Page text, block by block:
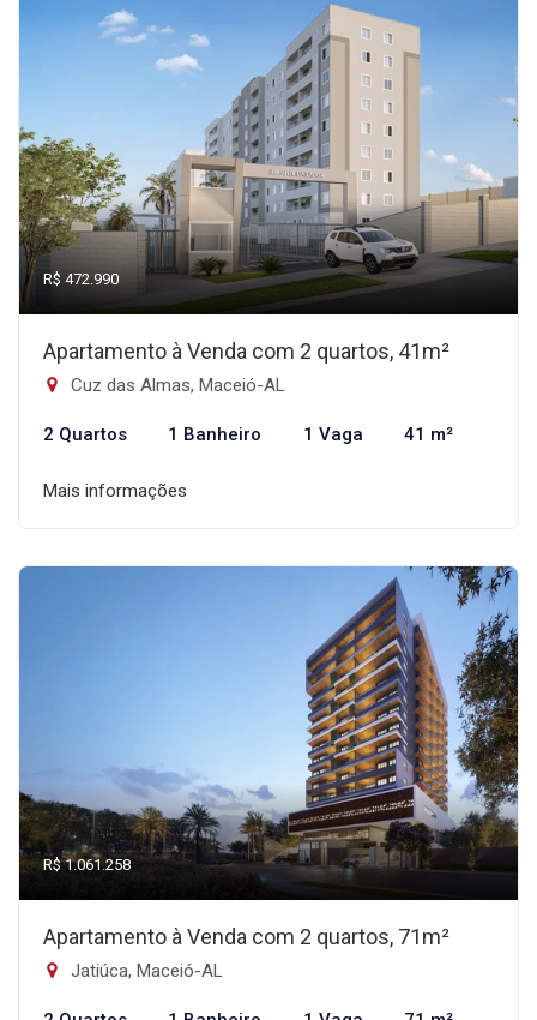
R$ 472.990
Apartamento à Venda com 2 quartos, 41m²
Cuz das Almas, Maceió-AL
2 Quartos 1 Banheiro 1 Vaga 41 m²
Mais informações
R$ 1.061.258
Apartamento à Venda com 2 quartos, 71m²
Jatiúca, Maceió-AL